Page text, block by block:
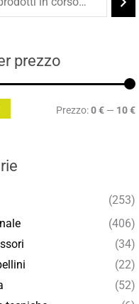
prezzo
Prezzo:0 €— 10 €
(253)
(406)
(34)
(22)
(52)